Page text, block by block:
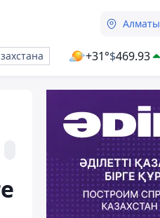
Алматы
+31°$469.93